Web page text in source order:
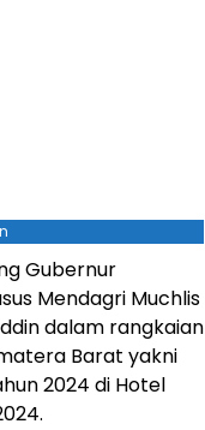
Gubernur
Mendagri Muchlis
dalam rangkaian
Barat yakni
2024 di Hotel